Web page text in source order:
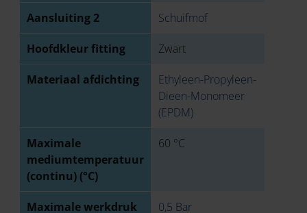
Aansluiting 2 Schuifmof
Hoofdkleur fitting Zwart
Materiaal afdichting
Ethyleen-Propyleen-
Dieen-Monomeer
(EPDM)
Maximale
mediumtemperatuur
(continu) (°C)
60 °C
Maximale werkdruk 0,5 Bar